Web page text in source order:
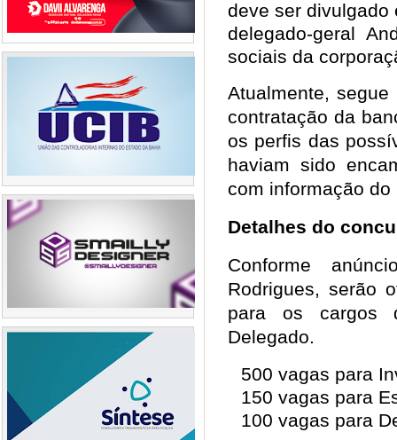
deve ser divulgado
delegado-geral
sociais da
Atualmente,
contratação da
os perfis das
haviam sido
com informação
Detalhes do
Conforme
Rodrigues, serão
para os cargos
Delegado.
500 vagas para
150 vagas para
100 vagas para